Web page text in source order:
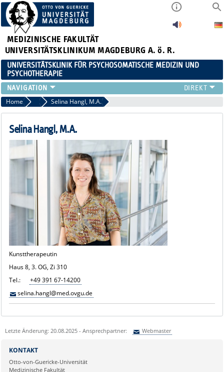
MEDIZINISCHE FAKULTÄT
UNIVERSITÄTSKLINIKUM MAGDEBURG A. ö. R.
UNIVERSITÄTSKLINIK FÜR PSYCHOSOMATISCHE MEDIZIN UND
PSYCHOTHERAPIE
FÜR PATIENTEN
TEAM
ZUWEISER
KARRIERE
FÜR ANGEHÖRIGE
Home Spezialtherapeuten
Selina Hangl, M.A.
Selina Hangl, M.A.
Kunsttherapeutin
Haus 8, 3. OG, Zi 310
Tel.:
+49 391 67-14200
selina.hangl@med.ovgu.de
Letzte Änderung: 20.08.2025 - Ansprechpartner: Webmaster
Ihre E-Mailadresse:
KONTAKT
Otto-von-Guericke-Universität
Medizinische Fakultät